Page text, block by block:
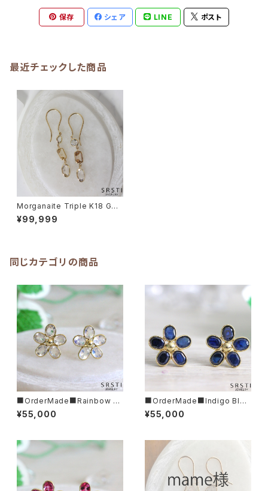
保存 シェア LINE ポスト
最近チェックした商品
Morganaite Triple K18 Gol
d Earring
¥99,999
同じカテゴリの商品
■OrderMade■Rainbow M
oonstone K14/K18 Flower
Earring
¥55,000
■OrderMade■Indigo Blue
Sapphire K14/K18 Flower E
arring
¥55,000